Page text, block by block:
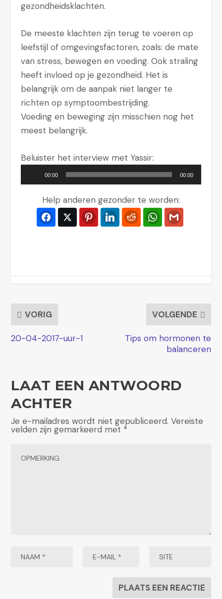
gezondheidsklachten.
De meeste klachten zijn terug te voeren op
leefstijl of omgevingsfactoren, zoals: de mate
van stress, bewegen en voeding. Ook straling
heeft invloed op je gezondheid. Het is
belangrijk om de aanpak niet langer te
richten op symptoombestrijding.
Voeding en beweging zijn misschien nog het
meest belangrijk.
Beluister het interview met Yassir:
u
l
r
00:00 00:00
Help anderen gezonder te worden:
FacebookTwitter PinterestLinkedIn Reddit WhatsApp
VORIG
20-04-2017-uur-1
VOLGENDE
Tips om hormonen te
balanceren
LAAT EEN ANTWOORD
ACHTER
Je e-mailadres wordt niet gepubliceerd. Vereiste
velden zijn gemarkeerd met *